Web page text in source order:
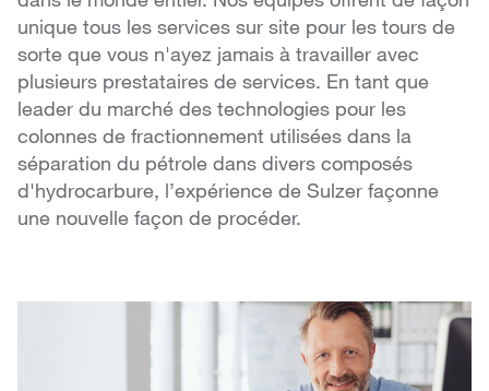
unique tous les services sur site pour les tours de
sorte que vous n'ayez jamais à travailler avec
plusieurs prestataires de services. En tant que
leader du marché des technologies pour les
colonnes de fractionnement utilisées dans la
séparation du pétrole dans divers composés
d'hydrocarbure, l’expérience de Sulzer façonne
une nouvelle façon de procéder.